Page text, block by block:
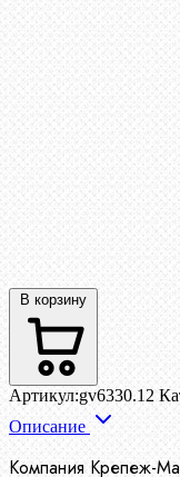
В корзину
Артикул:gv6330.12
Описание
Компания Крепеж-